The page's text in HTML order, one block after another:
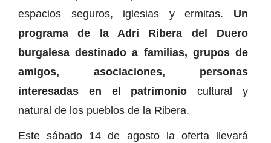
espacios seguros, iglesias y ermitas. Un
programa de la Adri Ribera del Duero
burgalesa destinado a familias, grupos de
amigos, asociaciones, personas
interesadas en el patrimonio cultural y
natural de los pueblos de la Ribera.
Este sábado 14 de agosto la oferta llevará